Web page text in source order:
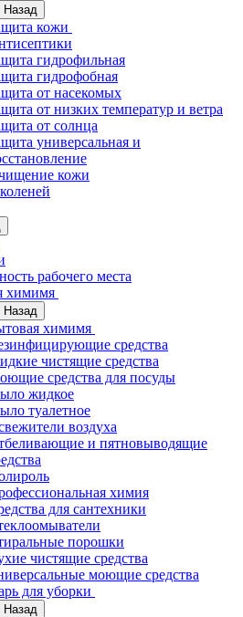
Назад
кожи
гидрофильная
гидрофобная
от насекомых
от низких температур и ветра
от солнца
универсальная и
кожи
рабочего места
химимя
Назад
химимя
средства
чистящие средства
средства для посуды
жидкое
туалетное
воздуха
и пятновыводящие
химия
для сантехники
порошки
чистящие средства
моющие средства
для уборки
Назад